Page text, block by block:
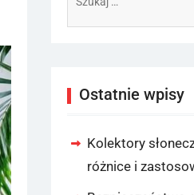
Ostatnie wpisy
Kolektory
różnice i